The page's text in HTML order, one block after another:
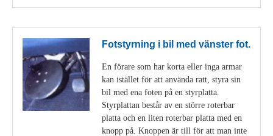
Fotstyrning i bil med vänster fot.
En förare som har korta eller inga armar
kan istället för att använda ratt, styra sin
bil med ena foten på en styrplatta.
Styrplattan består av en större roterbar
platta och en liten roterbar platta med en
knopp på. Knoppen är till för att man inte